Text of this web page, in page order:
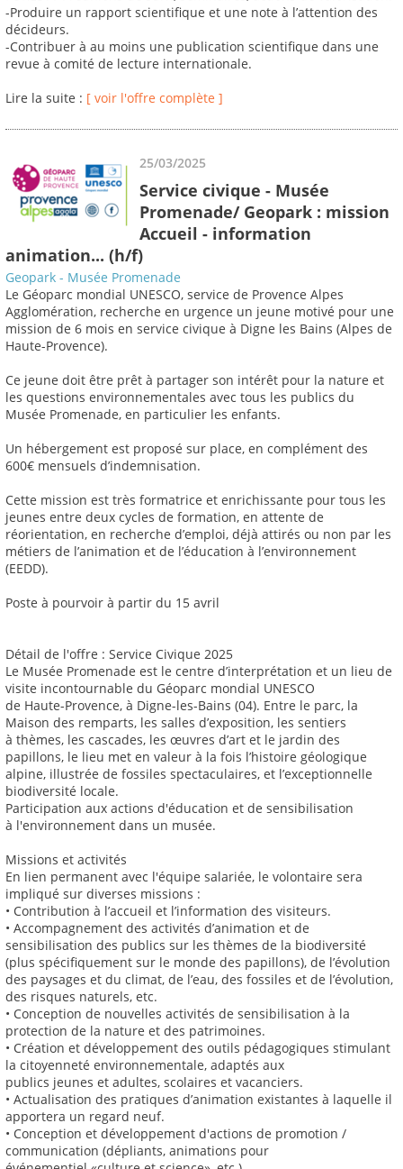
-Produire un rapport scientifique et une note à l’attention des
décideurs.
-Contribuer à au moins une publication scientifique dans une
revue à comité de lecture internationale.
Lire la suite : [ voir l'offre complète ]
25/03/2025
Service civique - Musée
Promenade/ Geopark : mission
Accueil - information
animation... (h/f)
Geopark - Musée Promenade
Le Géoparc mondial UNESCO, service de Provence Alpes
Agglomération, recherche en urgence un jeune motivé pour une
mission de 6 mois en service civique à Digne les Bains (Alpes de
Haute-Provence).
Ce jeune doit être prêt à partager son intérêt pour la nature et
les questions environnementales avec tous les publics du
Musée Promenade, en particulier les enfants.
Un hébergement est proposé sur place, en complément des
600€ mensuels d’indemnisation.
Cette mission est très formatrice et enrichissante pour tous les
jeunes entre deux cycles de formation, en attente de
réorientation, en recherche d’emploi, déjà attirés ou non par les
métiers de l’animation et de l’éducation à l’environnement
(EEDD).
Poste à pourvoir à partir du 15 avril
Détail de l'offre : Service Civique 2025
Le Musée Promenade est le centre d’interprétation et un lieu de
visite incontournable du Géoparc mondial UNESCO
de Haute-Provence, à Digne-les-Bains (04). Entre le parc, la
Maison des remparts, les salles d’exposition, les sentiers
à thèmes, les cascades, les œuvres d’art et le jardin des
papillons, le lieu met en valeur à la fois l’histoire géologique
alpine, illustrée de fossiles spectaculaires, et l’exceptionnelle
biodiversité locale.
Participation aux actions d'éducation et de sensibilisation
à l'environnement dans un musée.
Missions et activités
En lien permanent avec l'équipe salariée, le volontaire sera
impliqué sur diverses missions :
• Contribution à l’accueil et l’information des visiteurs.
• Accompagnement des activités d’animation et de
sensibilisation des publics sur les thèmes de la biodiversité
(plus spécifiquement sur le monde des papillons), de l’évolution
des paysages et du climat, de l’eau, des fossiles et de l’évolution,
des risques naturels, etc.
• Conception de nouvelles activités de sensibilisation à la
protection de la nature et des patrimoines.
• Création et développement des outils pédagogiques stimulant
la citoyenneté environnementale, adaptés aux
publics jeunes et adultes, scolaires et vacanciers.
• Actualisation des pratiques d’animation existantes à laquelle il
apportera un regard neuf.
• Conception et développement d'actions de promotion /
communication (dépliants, animations pour